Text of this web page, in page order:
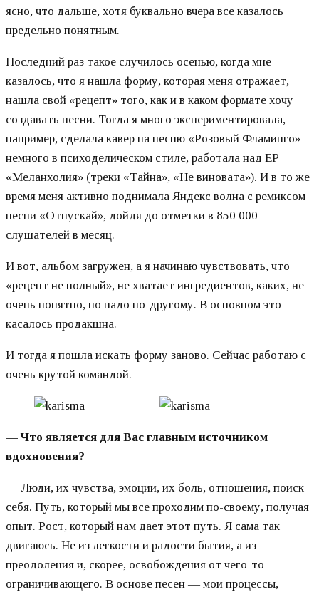
ясно, что дальше, хотя буквально вчера все казалось
предельно понятным.
Последний раз такое случилось осенью, когда мне
казалось, что я нашла форму, которая меня отражает,
нашла свой «рецепт» того, как и в каком формате хочу
создавать песни. Тогда я много экспериментировала,
например, сделала кавер на песню «Розовый Фламинго»
немного в психоделическом стиле, работала над ЕР
«Меланхолия» (треки «Тайна», «Не виновата»). И в то же
время меня активно поднимала Яндекс волна с ремиксом
песни «Отпускай», дойдя до отметки в 850 000
слушателей в месяц.
И вот, альбом загружен, а я начинаю чувствовать, что
«рецепт не полный», не хватает ингредиентов, каких, не
очень понятно, но надо по-другому. В основном это
касалось продакшна.
И тогда я пошла искать форму заново. Сейчас работаю с
очень крутой командой.
—Что является для Вас главным источником
вдохновения?
— Люди, их чувства, эмоции, их боль, отношения, поиск
себя. Путь, который мы все проходим по-своему, получая
опыт. Рост, который нам дает этот путь. Я сама так
двигаюсь. Не из легкости и радости бытия, а из
преодоления и, скорее, освобождения от чего-то
ограничивающего. В основе песен — мои процессы,